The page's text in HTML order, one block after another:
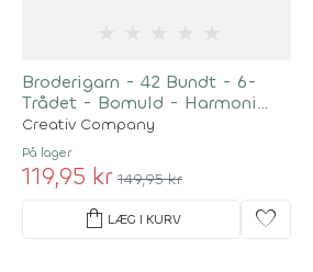
Broderigarn - 42 Bundt - 6-
Trådet - Bomuld - Harmoni
Broderigarn
Creativ Company
På lager
119,95 kr 149,95 kr
shopping_bag LÆG I KURV favorite